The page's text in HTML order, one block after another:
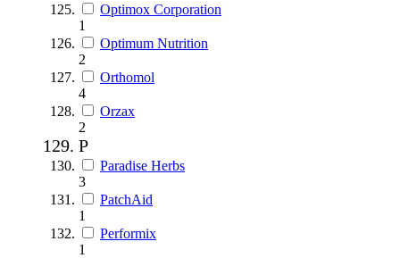
Optimox Corporation
1
Optimum Nutrition
2
Orthomol
4
Orzax
2
P
Paradise Herbs
3
PatchAid
1
Performix
1